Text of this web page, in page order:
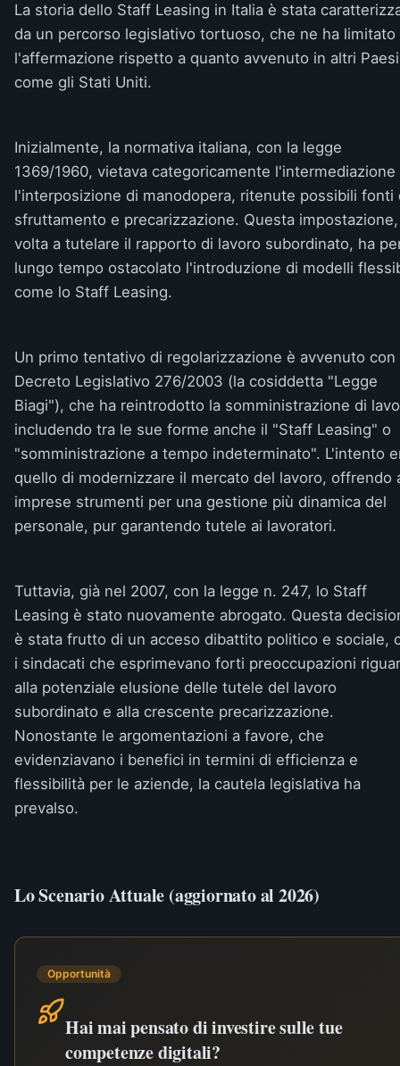
La storia dello Staff Leasing in Italia è stata
da un percorso legislativo tortuoso, che ne ha limitato
l'affermazione rispetto a quanto avvenuto in altri
come gli Stati Uniti.
Inizialmente, la normativa italiana, con la legge
1369/1960, vietava categoricamente l'intermediazione
l'interposizione di manodopera, ritenute possibili fonti
sfruttamento e precarizzazione. Questa impostazione,
volta a tutelare il rapporto di lavoro subordinato, ha
lungo tempo ostacolato l'introduzione di modelli
come lo Staff Leasing.
Un primo tentativo di regolarizzazione è avvenuto con
Decreto Legislativo 276/2003 (la cosiddetta "Legge
Biagi"), che ha reintrodotto la somministrazione di
includendo tra le sue forme anche il "Staff Leasing" o
"somministrazione a tempo indeterminato". L'intento
quello di modernizzare il mercato del lavoro, offrendo
imprese strumenti per una gestione più dinamica del
personale, pur garantendo tutele ai lavoratori.
Tuttavia, già nel 2007, con la legge n. 247, lo Staff
Leasing è stato nuovamente abrogato. Questa
è stata frutto di un acceso dibattito politico e sociale,
i sindacati che esprimevano forti preoccupazioni
alla potenziale elusione delle tutele del lavoro
subordinato e alla crescente precarizzazione.
Nonostante le argomentazioni a favore, che
evidenziavano i benefici in termini di efficienza e
flessibilità per le aziende, la cautela legislativa ha
prevalso.
Lo Scenario Attuale (aggiornato al 2026)
Opportunità
Hai mai pensato di investire sulle tue
competenze digitali?